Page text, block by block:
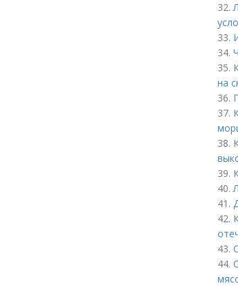
32.
33.
34.
35.
на
36.
37.
38.
39.
40.
41.
42.
43.
44.